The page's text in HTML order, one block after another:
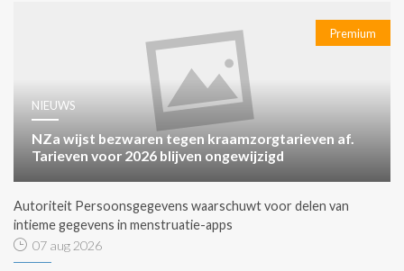
Premium
NIEUWS
NZa wijst bezwaren tegen kraamzorgtarieven af.
Tarieven voor 2026 blijven ongewijzigd
Autoriteit Persoonsgegevens waarschuwt voor delen van
intieme gegevens in menstruatie-apps
07 aug 2026